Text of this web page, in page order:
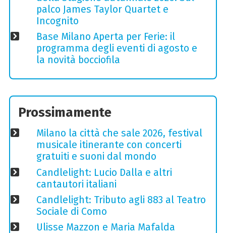
palco James Taylor Quartet e
Incognito
Base Milano Aperta per Ferie: il
programma degli eventi di agosto e
la novità bocciofila
Prossimamente
Milano la città che sale 2026, festival
musicale itinerante con concerti
gratuiti e suoni dal mondo
Candlelight: Lucio Dalla e altri
cantautori italiani
Candlelight: Tributo agli 883 al Teatro
Sociale di Como
Ulisse Mazzon e Maria Mafalda